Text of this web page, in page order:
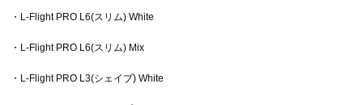
・L-Flight PRO L6(スリム) White
・L-Flight PRO L6(スリム) Mix
・L-Flight PRO L3(シェイプ) White